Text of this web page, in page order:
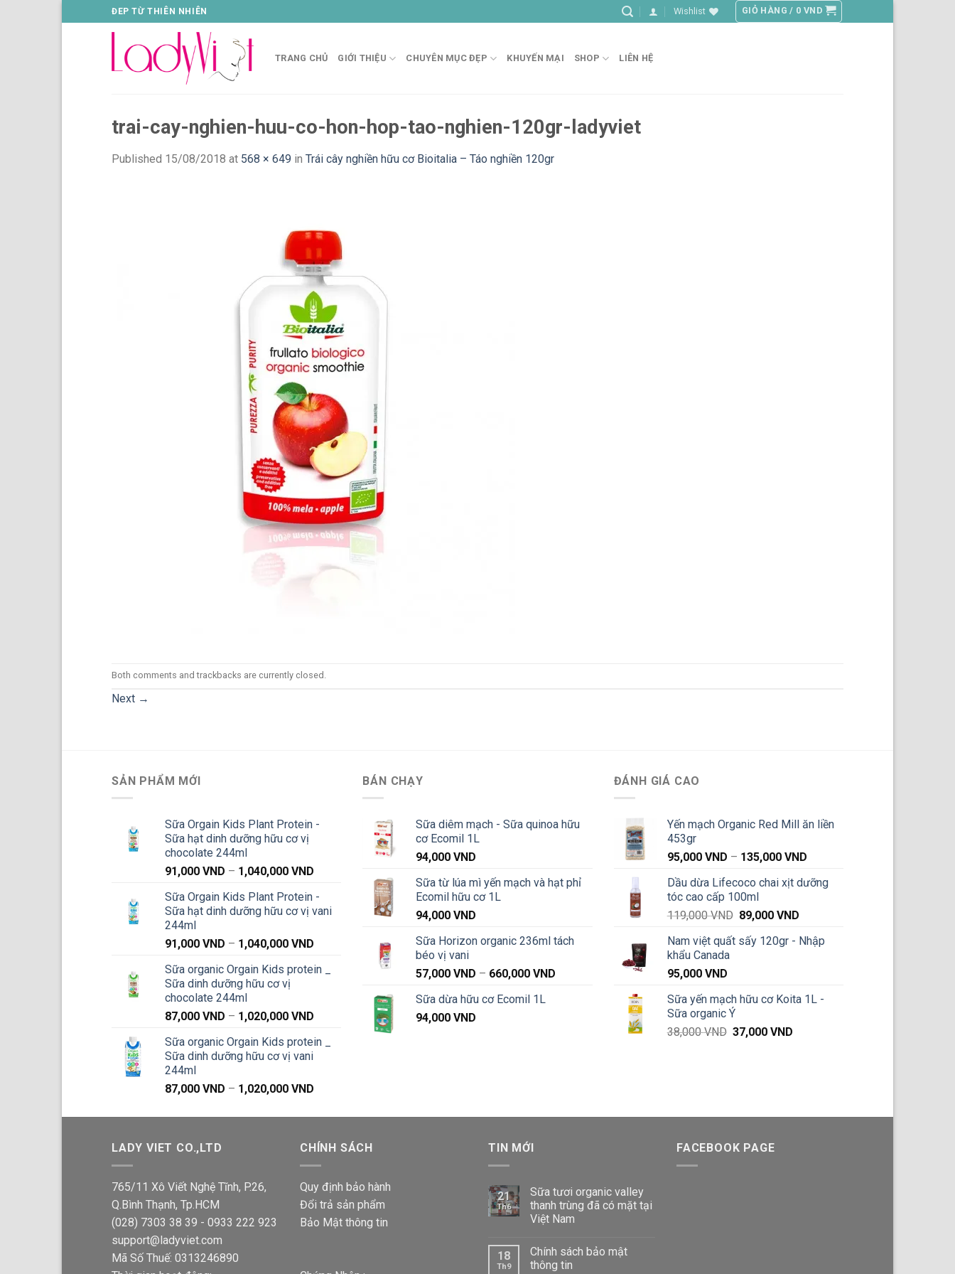
to
ĐEP TỪ THIÊN NHIÊN Wishlist GIỎ HÀNG / 0 VND
TRANG CHỦ GIỚI THIỆU CHUYÊN MỤC ĐẸP KHUYẾN MẠI SHOP LIÊN HỆ
trai-cay-nghien-huu-co-hon-hop-tao-nghien-120gr-ladyviet
Published 15/08/2018 at 568 × 649 in Trái cây nghiền hữu cơ Bioitalia – Táo nghiền 120gr
Both comments and trackbacks are currently closed.
Next →
SẢN PHẨM MỚI
Sữa Orgain Kids Plant Protein -
Sữa hạt dinh dưỡng hữu cơ vị
chocolate 244ml
91,000 VND – 1,040,000 VND
từ
91,000 VND
1,040,000 VND
Sữa Orgain Kids Plant Protein -
Sữa hạt dinh dưỡng hữu cơ vị vani
244ml
91,000 VND – 1,040,000 VND
từ
1,040,000 VND
Sữa organic Orgain Kids protein _
Sữa dinh dưỡng hữu cơ vị
chocolate 244ml
87,000 VND – 1,020,000 VND
từ
Sữa organic Orgain Kids protein _
Sữa dinh dưỡng hữu cơ vị vani
244ml
87,000 VND – 1,020,000 VND
từ
đến
1,020,000 VND
BÁN CHẠY
Sữa diêm mạch - Sữa quinoa hữu
cơ Ecomil 1L
94,000VND
Sữa từ lúa mì yến mạch và hạt phỉ
Ecomil hữu cơ 1L
94,000VND
Sữa Horizon organic 236ml tách
béo vị vani
57,000VND – 660,000VND
Sữa dừa hữu cơ Ecomil 1L
94,000VND
ĐÁNH GIÁ CAO
Yến mạch Organic Red Mill ăn liền
453gr
95,000 VND – 135,000 VNDKhoảng
từ
Dầu dừa Lifecoco chai xịt dưỡng
tóc cao cấp 100ml
119,000VND Giá
là:
89,000VND
tại
Nam việt quất sấy 120gr - Nhập
khẩu Canada
95,000 VND
Sữa yến mạch hữu cơ Koita 1L -
Sữa organic Ý
38,000VND Giá
37,000VND
LADY VIET CO.,LTD
765/11 Xô Viết Nghệ Tĩnh, P.26,
Q.Bình Thạnh, Tp.HCM
(028) 7303 38 39 - 0933 222 923
support@ladyviet.com
Mã Số Thuế: 0313246890
CHÍNH SÁCH
Quy định bảo hành
Đổi trả sản phẩm
Bảo Mật thông tin
TIN MỚI
21
Th6
Sữa tươi organic valley
thanh trùng đã có mặt tại
Việt Nam
18
Th9
Chính sách bảo mật
thông tin
FACEBOOK PAGE